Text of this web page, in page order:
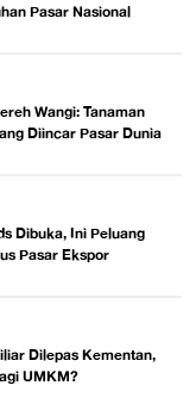
Pasar Nasional
Wangi: Tanaman
Diincar Pasar Dunia
Dibuka, Ini Peluang
Pasar Ekspor
Dilepas Kementan,
UMKM?